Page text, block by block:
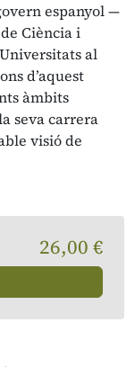
espanyol —
Ciència i
al
d’aquest
àmbits
seva carrera
visió de
26,00 €